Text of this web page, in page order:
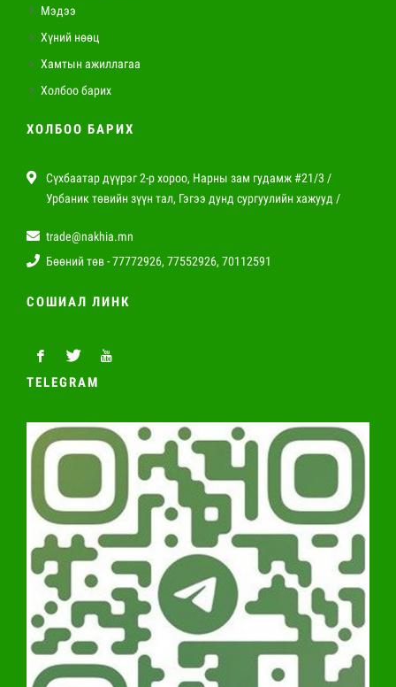
Мэдээ
Хүний нөөц
Хамтын ажиллагаа
Холбоо барих
ХОЛБОО БАРИХ
Сүхбаатар дүүрэг 2-р хороо, Нарны зам гудамж #21/3 /
Урбаник төвийн зүүн тал, Гэгээ дунд сургуулийн хажууд /
trade@nakhia.mn
Бөөний төв - 77772926, 77552926, 70112591
СОШИАЛ ЛИНК
TELEGRAM